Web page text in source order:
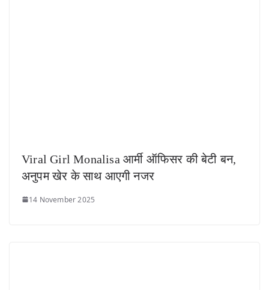
Viral Girl Monalisa आर्मी ऑफिसर की बेटी बन,
अनुपम खेर के साथ आएगी नजर
14 November 2025